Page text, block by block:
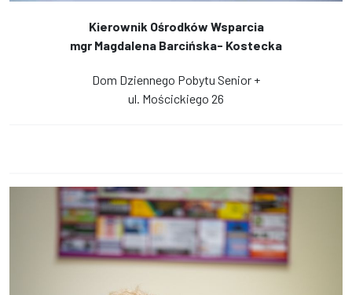
Kierownik Ośrodków Wsparcia
mgr Magdalena Barcińska- Kostecka
Dom Dziennego Pobytu Senior +
ul. Mościckiego 26